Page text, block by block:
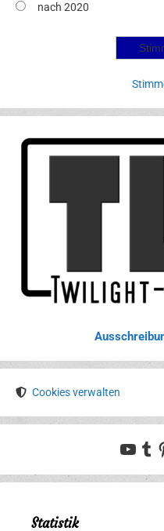
nach 2020
Cookies verwalten
Statistik